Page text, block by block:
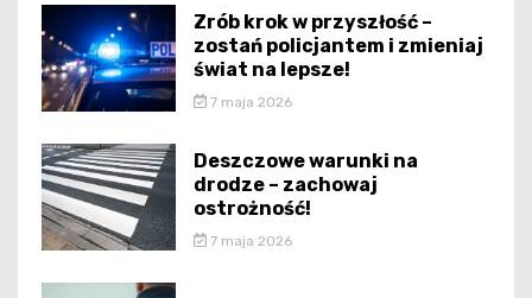
Zrób krok w przyszłość –
zostań policjantem i zmieniaj
świat na lepsze!
7 maja 2026
Deszczowe warunki na
drodze – zachowaj
ostrożność!
7 maja 2026